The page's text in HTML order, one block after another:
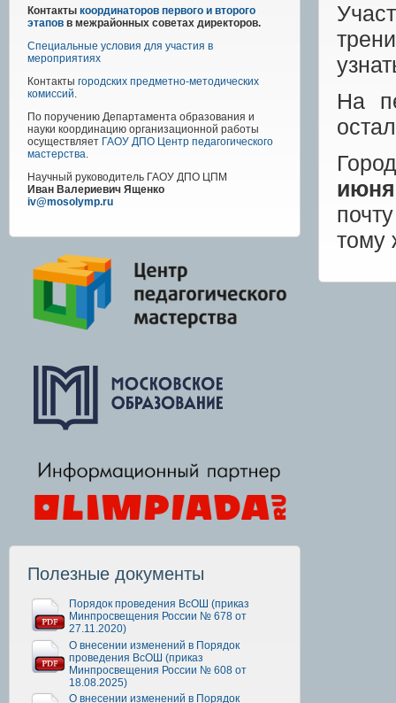
Контакты координаторов первого и второго
этапов в межрайонных советах директоров.
Специальные условия для участия в
мероприятиях
Контакты городских предметно-методических
комиссий.
По поручению Департамента образования и
науки координацию организационной работы
осуществляет ГАОУ ДПО Центр педагогического
мастерства.
Научный руководитель ГАОУ ДПО ЦПМ
Иван Валериевич Ященко
iv@mosolymp.ru
Полезные документы
Порядок проведения ВсОШ (приказ
Минпросвещения России № 678 от
27.11.2020)
О внесении изменений в Порядок
проведения ВсОШ (приказ
Минпросвещения России № 608 от
18.08.2025)
О внесении изменений в Порядок
На
июня
тому